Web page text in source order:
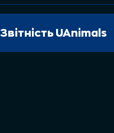
Звітність UAnimals